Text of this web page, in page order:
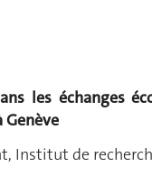
les échanges
Institut de